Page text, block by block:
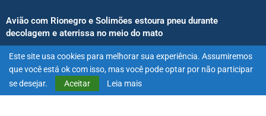
Avião com Rionegro e Solimões estoura pneu durante
decolagem e aterrissa no meio do mato
Senado aprova proibição de atletas e influenciadores em
anúncios de bets
Este site usa cookies para melhorar sua experiência. Assumiremos
que você está ok com isso, mas você pode optar por não participar
se desejar.
Aceitar Leia mais